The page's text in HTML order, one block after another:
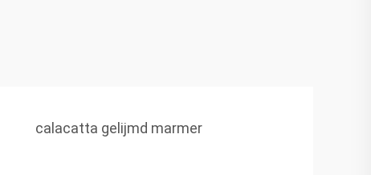
calacatta gelijmd marmer